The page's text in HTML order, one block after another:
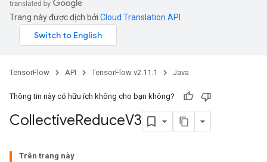
Trang này được dịch bởi Cloud Translation API
TensorFlow API TensorFlow v2.11.1 Java
Thông tin này có hữu ích không cho bạn không?
CollectiveReduceV3
Trên trang này